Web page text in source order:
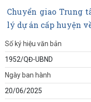
Chuyển giao Trung
lý dự án cấp huyện
Số ký hiệu văn bản
1952/QĐ-UBND
Ngày ban hành
20/06/2025